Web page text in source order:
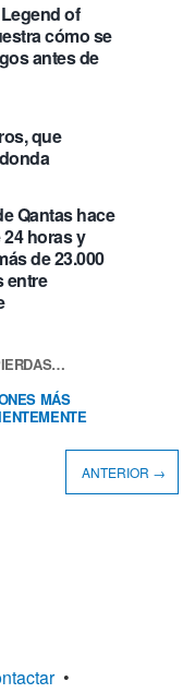
of
cómo se
antes de
que
Qantas hace
horas y
de 23.000
entre
MÁS
ANTERIOR →
•